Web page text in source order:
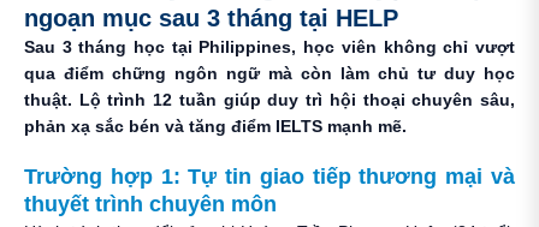
ngoạn mục sau 3 tháng tại HELP
Sau 3 tháng học tại Philippines, học viên không chỉ vượt
qua điểm chững ngôn ngữ mà còn làm chủ tư duy học
thuật. Lộ trình 12 tuần giúp duy trì hội thoại chuyên sâu,
phản xạ sắc bén và tăng điểm IELTS mạnh mẽ.
Trường hợp 1: Tự tin giao tiếp thương mại và
thuyết trình chuyên môn